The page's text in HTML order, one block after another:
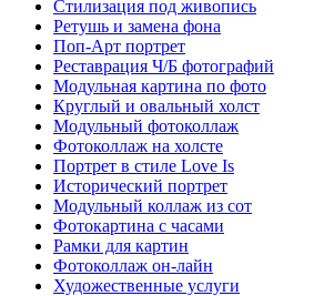
Стилизация под живопись
Ретушь и замена фона
Поп-Арт портрет
Реставрация Ч/Б фотографий
Модульная картина по фото
Круглый и овальный холст
Модульный фотоколлаж
Фотоколлаж на холсте
Портрет в стиле Love Is
Исторический портрет
Модульный коллаж из сот
Фотокартина с часами
Рамки для картин
Фотоколлаж он-лайн
Художественные услуги